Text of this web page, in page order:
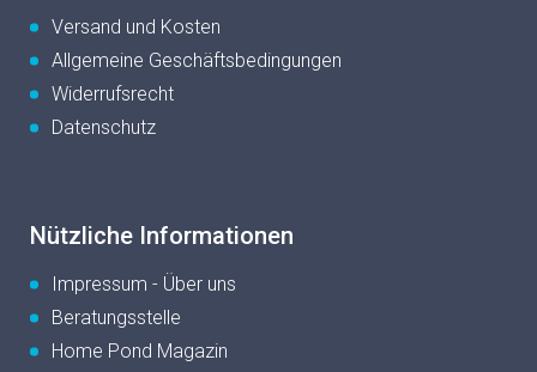
Versand und Kosten
Allgemeine Geschäftsbedingungen
Widerrufsrecht
Datenschutz
Nützliche Informationen
Impressum - Über uns
Beratungsstelle
Home Pond Magazin